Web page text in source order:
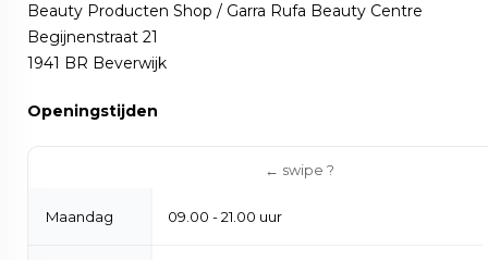
Beauty Producten Shop / Garra Rufa Beauty Centre
Begijnenstraat 21
1941 BR Beverwijk
Openingstijden
Maandag 09.00 - 21.00 uur